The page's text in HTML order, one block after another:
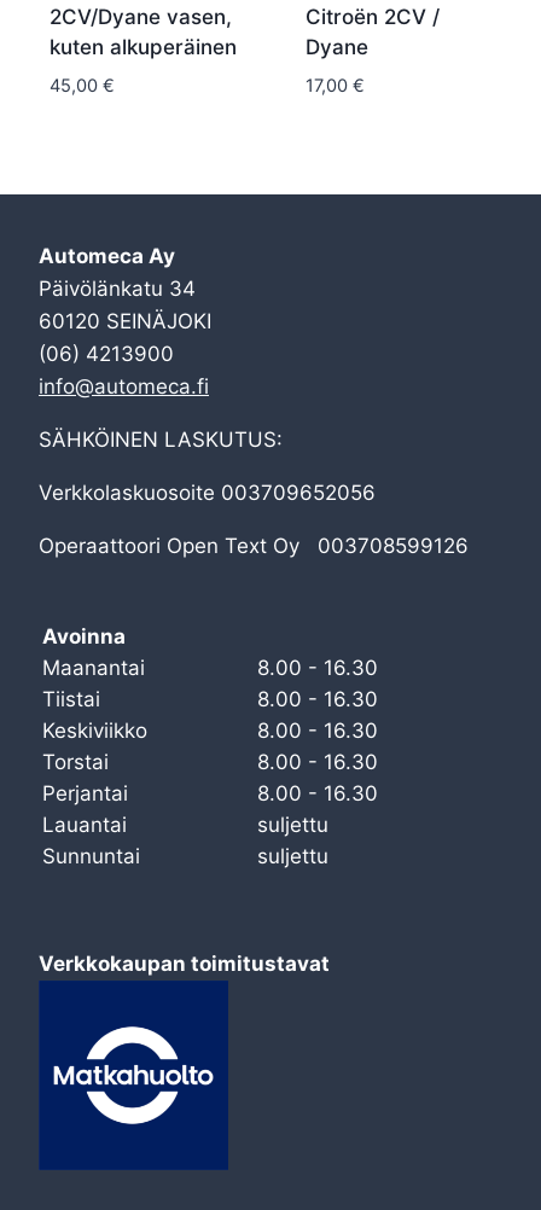
2CV/Dyane vasen,
kuten alkuperäinen
45,00 €
Citroën 2CV /
Dyane
17,00 €
Automeca Ay
Päivölänkatu 34
60120 SEINÄJOKI
(06) 4213900
info@automeca.fi
SÄHKÖINEN LASKUTUS:
Verkkolaskuosoite 003709652056
Operaattoori Open Text Oy 003708599126
Avoinna
Maanantai
8.00 - 16.30
Tiistai
8.00 - 16.30
Keskiviikko
8.00 - 16.30
Torstai
8.00 - 16.30
Perjantai
8.00 - 16.30
Lauantai
suljettu
Sunnuntai
suljettu
Verkkokaupan toimitustavat